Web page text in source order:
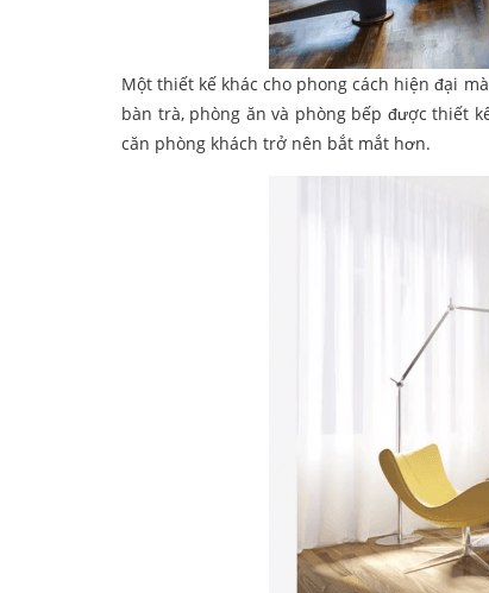
Một thiết kế khác cho phong cách hiện đại
bàn trà, phòng ăn và phòng bếp được thiết
căn phòng khách trở nên bắt mắt hơn.